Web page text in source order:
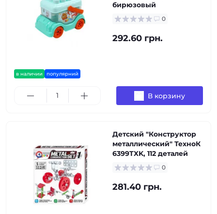
в наличии популярний
бирюзовый
0
292.60 грн.
В корзину
Детский "Конструктор
металлический" ТехноК
6399TXK, 112 деталей
0
281.40 грн.